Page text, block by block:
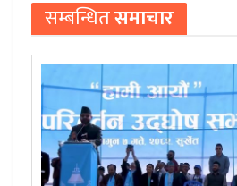
सम्बन्धितसमाचार